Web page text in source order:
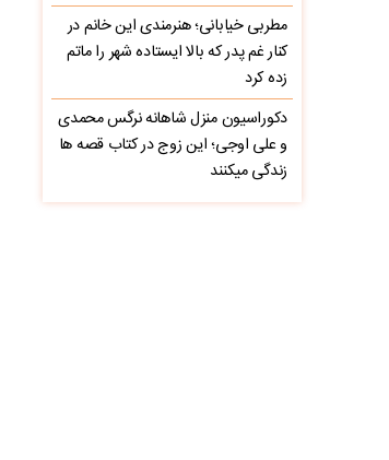
مطربی خیابانی؛ هنرمندی این خانم در
کنار غم پدر که بالا ایستاده شهر را ماتم
زده کرد
دکوراسیون منزل شاهانه نرگس محمدی
و علی اوجی؛ این زوج در کتاب قصه ها
زندگی میکنند